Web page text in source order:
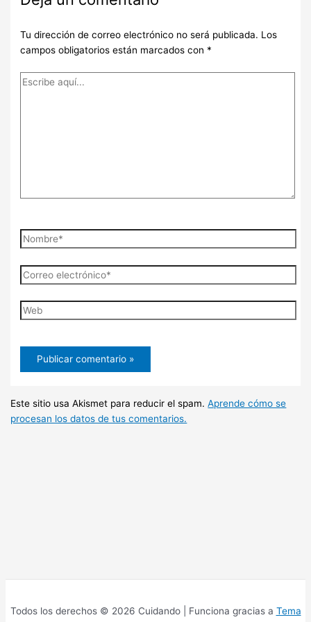
Tu dirección de correo electrónico no será publicada. Los
campos obligatorios están marcados con *
Escribe
Nombre*
Correo
electrónico*
Web
Este sitio usa Akismet para reducir el spam.Aprende cómo se
procesan los datos de tus comentarios.
Todos los derechos © 2026 Cuidando | Funciona gracias a Tema